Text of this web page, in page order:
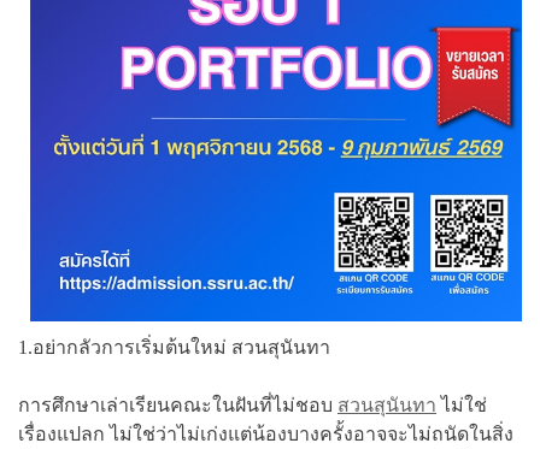
1.อย่ากลัวการเริ่มต้นใหม่ สวนสุนันทา
การศึกษาเล่าเรียนคณะในฝันที่ไม่ชอบ สวนสุนันทา ไม่ใช่
เรื่องแปลก ไม่ใช่ว่าไม่เก่งแต่น้องบางครั้งอาจจะไม่ถนัดในสิ่ง